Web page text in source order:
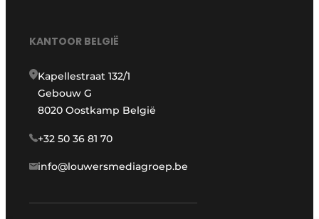
KANTOOR BELGIË
Kapellestraat 132/1
Gebouw G
8020 Oostkamp België
+32 50 36 81 70
info@louwersmediagroep.be